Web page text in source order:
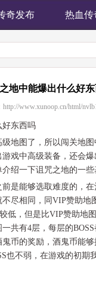
奇发布 热血传
地中能爆出什么好
http://www.xunoop.cn/html/
好东西吗
地图了，所以闯关地
戏中高级装备，还会
绍一下诅咒之地的一
是能够选取难度的，
尽相同，同VIP赞助地
低，但是比VIP赞助地
共有4层，每层的
币的奖励，酒鬼币能
也不弱，在游戏的初期